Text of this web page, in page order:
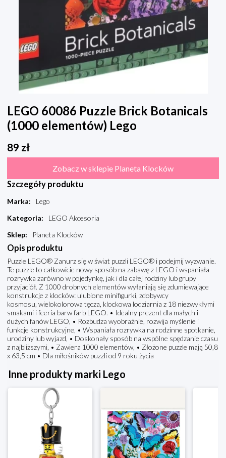
LEGO 60086 Puzzle Brick Botanicals
(1000 elementów) Lego
89 zł
Zobacz w sklepie Planeta Klocków
Szczegóły produktu
Marka:
Lego
Kategoria:
LEGO Akcesoria
Sklep: Planeta Klocków
Opis produktu
Puzzle LEGO® Zanurz się w świat puzzli LEGO® i podejmij wyzwanie.
Te puzzle to całkowicie nowy sposób na zabawę z LEGO i wspaniała
rozrywka zarówno w pojedynkę, jak i dla całej rodziny lub grupy
przyjaciół. Z 1000 drobnych elementów wyłaniają się zdumiewające
konstrukcje z klocków: ulubione minifigurki, zdobywcy
kosmosu, wielokolorowa tęcza, klockowa lodziarnia z 18 niezwykłymi
smakami i feeria barw farb LEGO. • Idealny prezent dla małych i
dużych fanów LEGO, • Rozbudza wyobraźnie, rozwija myślenie i
funkcje konstrukcyjne, • Wspaniała rozrywka na rodzinne spotkanie,
urodziny lub wyjazd, • Doskonały sposób na wspólne spędzanie czasu
z najbliższymi, • Zawiera 1000 elementów, • Złożone puzzle mają 50,8
x 63,5 cm • Dla miłośników puzzli od 9 roku życia
Inne produkty marki Lego